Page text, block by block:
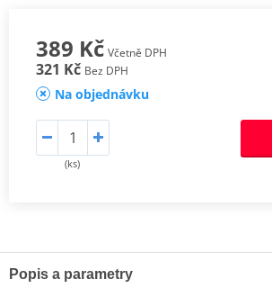
389 Kč Včetně DPH
321 Kč Bez DPH
Na objednávku
(ks)
Popis a parametry